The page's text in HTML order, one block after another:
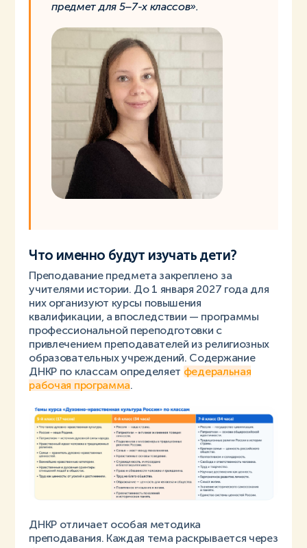
предмет для 5–7-х классов».
Что именно будут изучать дети?
Преподавание предмета закреплено за
учителями истории. До 1 января 2027 года для
них организуют курсы повышения
квалификации, а впоследствии — программы
профессиональной переподготовки с
привлечением преподавателей из религиозных
образовательных учреждений. Содержание
ДНКР по классам определяет федеральная
рабочая программа.
ДНКР отличает особая методика
преподавания. Каждая тема раскрывается через